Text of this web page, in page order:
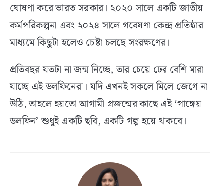
ঘোষণা করে ভারত সরকার। ২০২০ সালে একটি জাতীয়
কর্মপরিকল্পনা এবং ২০২৪ সালে গবেষণা কেন্দ্র প্রতিষ্ঠার
মাধ্যমে কিছুটা হলেও চেষ্টা চলছে সংরক্ষণের।
প্রতিবছর যতটা না জন্ম নিচ্ছে, তার চেয়ে ঢের বেশি মারা
যাচ্ছে এই ডলফিনেরা। যদি এখনই সকলে মিলে জেগে না
উঠি, তাহলে হয়তো আগামী প্রজন্মের কাছে এই ‘গাঙ্গেয়
ডলফিন’ শুধুই একটি ছবি, একটি গল্প হয়ে থাকবে।